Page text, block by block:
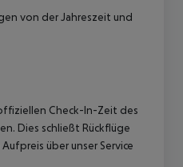
von der Jahreszeit und
Check-In-Zeit des
Dies schließt Rückflüge
über unser Service